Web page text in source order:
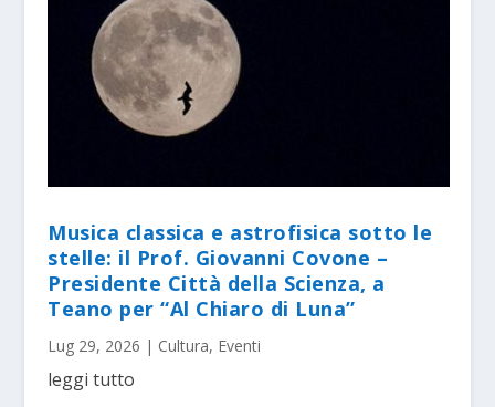
Musica classica e astrofisica sotto le
stelle: il Prof. Giovanni Covone –
Presidente Città della Scienza, a
Teano per “Al Chiaro di Luna”
Lug 29, 2026 | Cultura, Eventi
leggi tutto